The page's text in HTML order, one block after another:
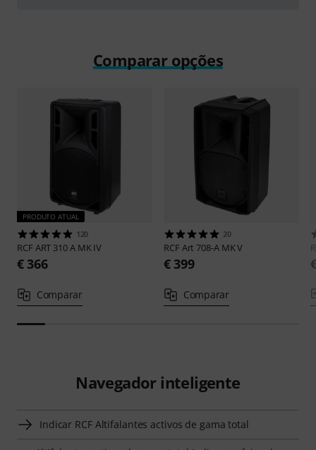
Comparar opções
PRODUTO ATUAL
120
RCFART 310 A MK IV
€ 366
Comparar
20
RCFArt 708-A MK V
€ 399
Comparar
Navegador inteligente
Indicar RCF Altifalantes activos de gama total